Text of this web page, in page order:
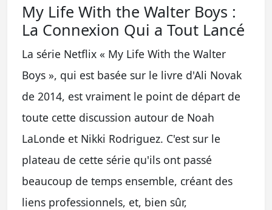
My Life With the Walter Boys :
La Connexion Qui a Tout Lancé
La série Netflix « My Life With the Walter
Boys », qui est basée sur le livre d'Ali Novak
de 2014, est vraiment le point de départ de
toute cette discussion autour de Noah
LaLonde et Nikki Rodriguez. C'est sur le
plateau de cette série qu'ils ont passé
beaucoup de temps ensemble, créant des
liens professionnels, et, bien sûr,